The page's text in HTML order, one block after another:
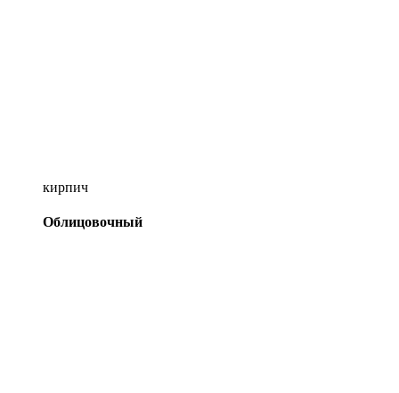
кирпич
Облицовочный